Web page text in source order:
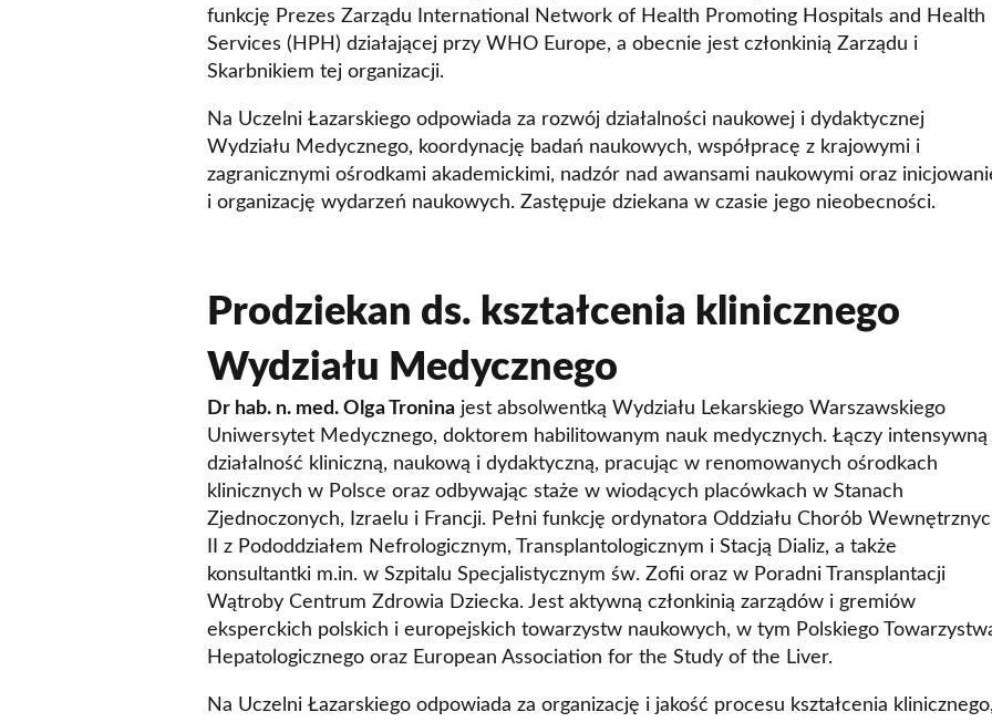
funkcję Prezes Zarządu International Network of Health Promoting Hospitals and Health
Services (HPH) działającej przy WHO Europe, a obecnie jest członkinią Zarządu i
Skarbnikiem tej organizacji.
Na Uczelni Łazarskiego odpowiada za rozwój działalności naukowej i dydaktycznej
Wydziału Medycznego, koordynację badań naukowych, współpracę z krajowymi i
zagranicznymi ośrodkami akademickimi, nadzór nad awansami naukowymi oraz
i organizację wydarzeń naukowych. Zastępuje dziekana w czasie jego nieobecności.
Prodziekan ds. kształcenia klinicznego
Wydziału Medycznego
Dr hab. n. med. Olga Tronina jest absolwentką Wydziału Lekarskiego Warszawskiego
Uniwersytet Medycznego, doktorem habilitowanym nauk medycznych. Łączy intensywną
działalność kliniczną, naukową i dydaktyczną, pracując w renomowanych ośrodkach
klinicznych w Polsce oraz odbywając staże w wiodących placówkach w Stanach
Zjednoczonych, Izraelu i Francji. Pełni funkcję ordynatora Oddziału Chorób
II z Pododdziałem Nefrologicznym, Transplantologicznym i Stacją Dializ, a także
konsultantki m.in. w Szpitalu Specjalistycznym św. Zofii oraz w Poradni Transplantacji
Wątroby Centrum Zdrowia Dziecka. Jest aktywną członkinią zarządów i gremiów
eksperckich polskich i europejskich towarzystw naukowych, w tym Polskiego
Hepatologicznego oraz European Association for the Study of the Liver.
Na Uczelni Łazarskiego odpowiada za organizację i jakość procesu kształcenia klinicznego,